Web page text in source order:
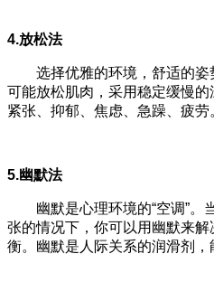
4.放松法
选择优雅的环境，舒适的姿
可能放松肌肉，采用稳定缓慢
紧张、抑郁、焦虑、急躁、疲劳
5.幽默法
幽默是心理环境的“空调”。
张的情况下，你可以用幽默来
衡。幽默是人际关系的润滑剂，